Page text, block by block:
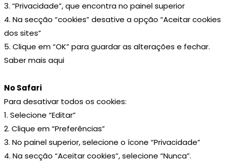
3. “Privacidade”, que encontra no painel superior
4. Na secção “cookies” desative a opção “Aceitar cookies
dos sites”
5. Clique em “OK” para guardar as alterações e fechar.
Saber mais aqui
No Safari
Para desativar todos os cookies:
1. Selecione “Editar”
2. Clique em “Preferências”
3. No painel superior, selecione o ícone “Privacidade”
4. Na secção “Aceitar cookies”, selecione “Nunca”.